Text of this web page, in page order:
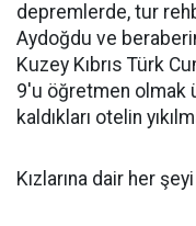
depremlerde, tur
Aydoğdu ve
Kuzey Kıbrıs Türk
9'u öğretmen olmak
kaldıkları otelin
Kızlarına dair her